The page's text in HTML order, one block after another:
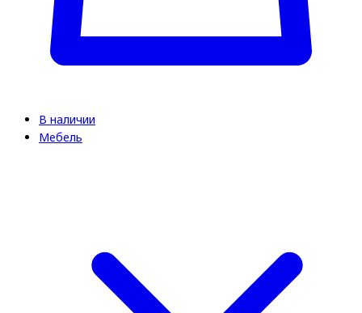
В наличии
Мебель